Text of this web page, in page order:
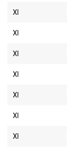
XI
XI
XI
XI
XI
XI
XI